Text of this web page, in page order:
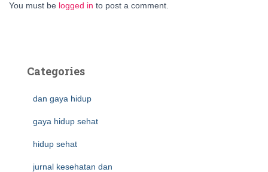
You must be logged in to post a comment.
Categories
dan gaya hidup
gaya hidup sehat
hidup sehat
jurnal kesehatan dan